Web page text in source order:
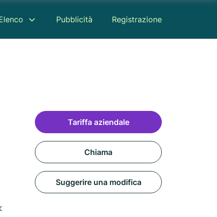
Pubblicità Registrazione
Tariffa aziendale
Chiama
Suggerire una modifica